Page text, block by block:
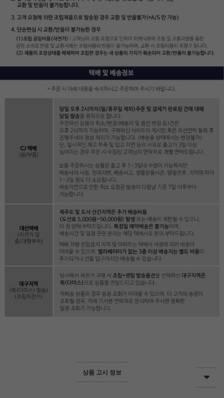
상품 고시 정보